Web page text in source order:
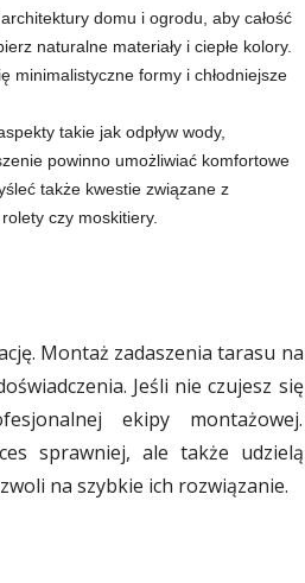
domu i ogrodu, aby całość
naturalne materiały i ciepłe kolory.
minimalistyczne formy i chłodniejsze
takie jak odpływ wody,
powinno umożliwiać komfortowe
także kwestie związane z
czy moskitiery.
Montaż zadaszenia tarasu na
Jeśli nie czujesz się
ekipy montażowej.
sprawniej, ale także udzielą
na szybkie ich rozwiązanie.